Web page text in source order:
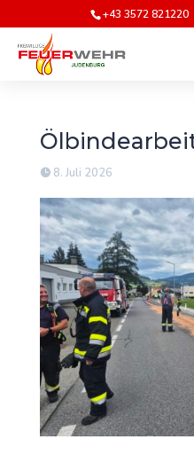
+43 3572 821220
8. Juli 2026